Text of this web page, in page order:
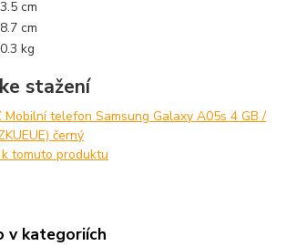
3.5 cm
8.7 cm
0.3 kg
stažení
Mobilní telefon Samsung Galaxy A05s 4 GB /
černý
tomuto produktu
v kategoriích